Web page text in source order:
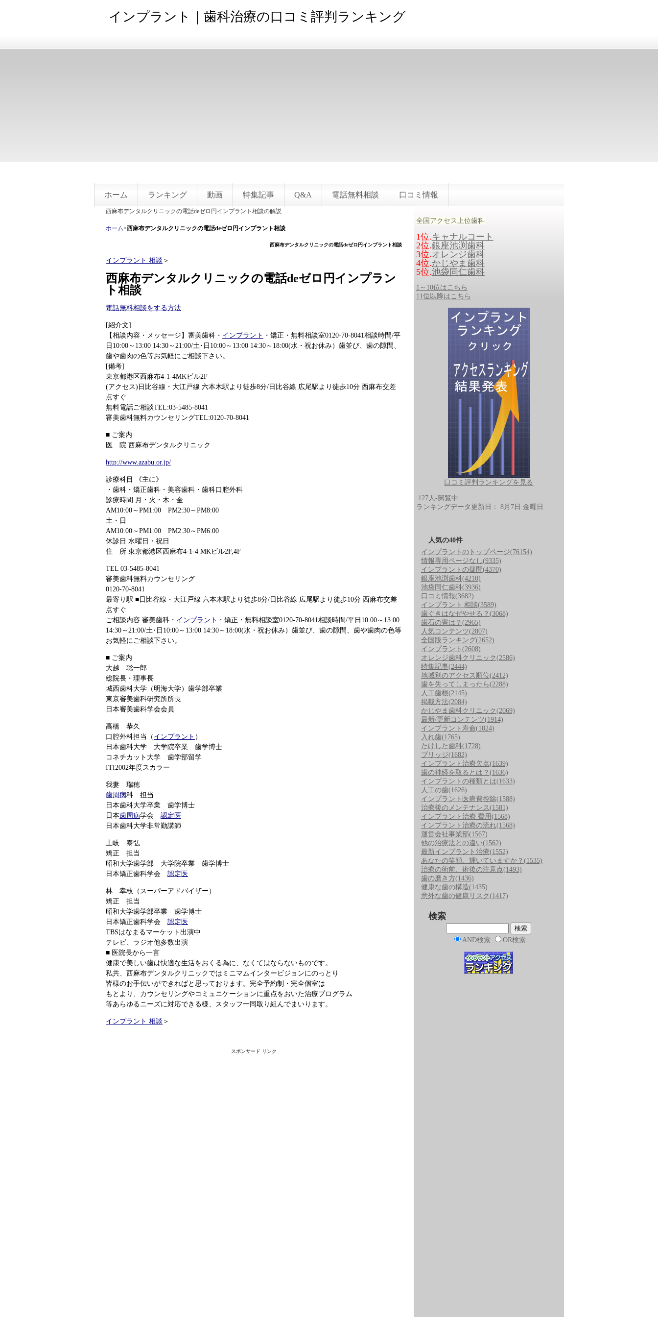
インプラント｜歯科治療の口コミ評判ランキング
ホーム ランキング 動画 特集記事 Q&A 電話無料相談 口コミ情報
西麻布デンタルクリニックの電話deゼロ円インプラント相談の解説
ホーム>西麻布デンタルクリニックの電話deゼロ円インプラント相談
西麻布デンタルクリニックの電話deゼロ円インプラント相談
インプラント 相談 ＞
西麻布デンタルクリニックの電話deゼロ円インプラン
ト相談
電話無料相談をする方法
[紹介文]
【相談内容・メッセージ】審美歯科・ インプラント ・矯正・無料相談室0120-70-8041相談時間/平
日10:00～13:00 14:30～21:00/土･日10:00～13:00 14:30～18:00(水・祝お休み）歯並び、歯の隙間、
歯や歯肉の色等お気軽にご相談下さい。
[備考]
東京都港区西麻布4-1-4MKビル2F
(アクセス)日比谷線・大江戸線 六本木駅より徒歩8分/日比谷線 広尾駅より徒歩10分 西麻布交差
点すぐ
無料電話ご相談TEL:03-5485-8041
審美歯科無料カウンセリングTEL:0120-70-8041
■ ご案内
医 院 西麻布デンタルクリニック
http://www.azabu.or.jp/
診療科目 《主に》
・歯科・矯正歯科・美容歯科・歯科口腔外科
診療時間 月・火・木・金
AM10:00～PM1:00 PM2:30～PM8:00
土・日
AM10:00～PM1:00 PM2:30～PM6:00
休診日 水曜日・祝日
住 所 東京都港区西麻布4-1-4 MKビル2F,4F
TEL 03-5485-8041
審美歯科無料カウンセリング
0120-70-8041
最寄り駅 ■日比谷線・大江戸線 六本木駅より徒歩8分/日比谷線 広尾駅より徒歩10分 西麻布交差
点すぐ
ご相談内容 審美歯科・ インプラント ・矯正・無料相談室0120-70-8041相談時間/平日10:00～13:00
14:30～21:00/土･日10:00～13:00 14:30～18:00(水・祝お休み）歯並び、歯の隙間、歯や歯肉の色等
お気軽にご相談下さい。
■ ご案内
大越 聡一郎
総院長・理事長
城西歯科大学（明海大学）歯学部卒業
東京審美歯科研究所所長
日本審美歯科学会会員
高橋 恭久
口腔外科担当（ インプラント ）
日本歯科大学 大学院卒業 歯学博士
コネチカット大学 歯学部留学
ITI2002年度スカラー
我妻 瑞穂
歯周病科 担当
日本歯科大学卒業 歯学博士
日本歯周病学会 認定医
日本歯科大学非常勤講師
土岐 泰弘
矯正 担当
昭和大学歯学部 大学院卒業 歯学博士
日本矯正歯科学会 認定医
林 幸枝（スーパーアドバイザー）
矯正 担当
昭和大学歯学部卒業 歯学博士
日本矯正歯科学会 認定医
TBSはなまるマーケット出演中
テレビ、ラジオ他多数出演
■ 医院長から一言
健康で美しい歯は快適な生活をおくる為に、なくてはならないものです。
私共、西麻布デンタルクリニックではミニマムインタービジョンにのっとり
皆様のお手伝いができればと思っております。完全予約制・完全個室は
もとより、カウンセリングやコミュニケーションに重点をおいた治療プログラム
等あらゆるニーズに対応できる様、スタッフ一同取り組んでまいります。
インプラント 相談 ＞
スポンサード リンク
全国アクセス上位歯科
1位.キャナルコート
2位.銀座池渕歯科
3位.オレンジ歯科
4位.かじやま歯科
5位.池袋同仁歯科
1～10位はこちら
11位以降はこちら
口コミ評判ランキングを見る
127人-閲覧中
ランキングデータ更新日： 8月7日 金曜日
人気の40件
インプラントのトップページ(76154)
情報専用ページなし(9335)
インプラントの疑問(4370)
銀座池渕歯科(4210)
池袋同仁歯科(3936)
口コミ情報(3682)
インプラント 相談(3589)
歯ぐきはなぜやせる？ (3068)
歯石の害は？ (2965)
人気コンテンツ(2807)
全国版ランキング(2652)
インプラント (2608)
オレンジ歯科クリニック(2586)
特集記事(2444)
地域別のアクセス順位(2412)
歯を失ってしまったら(2288)
人工歯根(2145)
掲載方法(2084)
かじやま歯科クリニック(2069)
最新/更新コンテンツ(1914)
インプラント寿命(1824)
入れ歯(1765)
たけした歯科(1728)
ブリッジ(1682)
インプラント治療欠点(1639)
歯の神経を取るとは？ (1636)
インプラントの種類とは(1633)
人工の歯(1626)
インプラント医療費控除(1588)
治療後のメンテナンス(1581)
インプラント治療 費用 (1568)
インプラント治療の流れ(1568)
運営会社事業部(1567)
他の治療法との違い(1562)
最新インプラント治療(1552)
あなたの笑顔、輝いていますか？ (1535)
治療の術前、術後の注意点(1493)
歯の磨き方(1436)
健康な歯の構造(1435)
意外な歯の健康リスク(1417)
検索
AND検索 OR検索